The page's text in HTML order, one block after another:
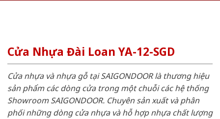
Cửa Nhựa Đài Loan YA-12-SGD
Cửa nhựa và nhựa gỗ tại SAIGONDOOR là thương hiệu
sản phẩm các dòng cửa trong một chuỗi các hệ thống
Showroom SAIGONDOOR. Chuyên sản xuất và phân
phối những dòng cửa nhựa và hỗ hợp nhựa chất lượng